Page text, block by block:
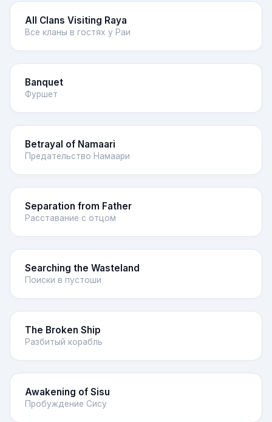
All Clans Visiting Raya
Все кланы в гостях у Раи
Banquet
Фуршет
Betrayal of Namaari
Предательство Намаари
Separation from Father
Расставание с отцом
Searching the Wasteland
Поиски в пустоши
The Broken Ship
Разбитый корабль
Awakening of Sisu
Пробуждение Сису